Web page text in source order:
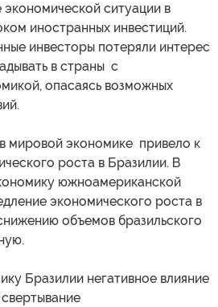
ситуации в
иностранных инвестиций.
инвесторы потеряли интерес
в страны с
опасаясь возможных
мировой экономике привело к
роста в Бразилии. В
южноамериканской
экономического роста в
объемов бразильского
Бразилии негативное влияние